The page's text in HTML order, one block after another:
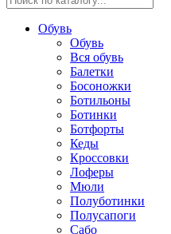
Обувь
Обувь
Вся обувь
Балетки
Босоножки
Ботильоны
Ботинки
Ботфорты
Кеды
Кроссовки
Лоферы
Мюли
Полуботинки
Полусапоги
Сабо